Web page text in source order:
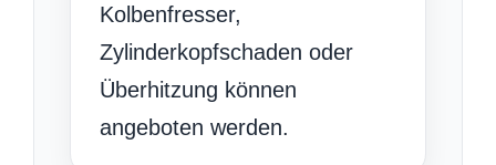
Kolbenfresser,
Zylinderkopfschaden oder
Überhitzung können
angeboten werden.